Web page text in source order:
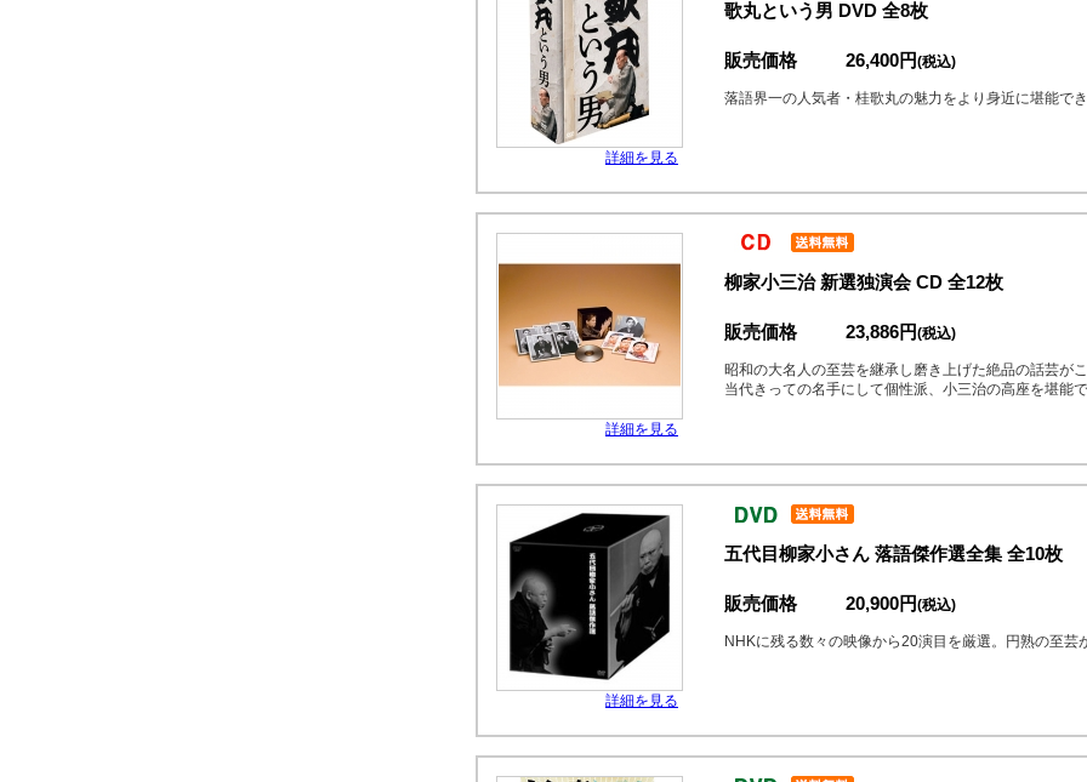
詳細を見る
歌丸という男 DVD 全8枚
販売価格 26,400円(税込)
落語界一の人気者・桂歌丸の魅力をより身近に堪能で
詳細を見る
柳家小三治 新選独演会 CD 全12枚
販売価格 23,886円(税込)
昭和の大名人の至芸を継承し磨き上げた絶品の話芸がこ
当代きっての名手にして個性派、小三治の高座を堪能
詳細を見る
五代目柳家小さん 落語傑作選全集 全10枚
販売価格 20,900円(税込)
NHKに残る数々の映像から20演目を厳選。円熟の至芸